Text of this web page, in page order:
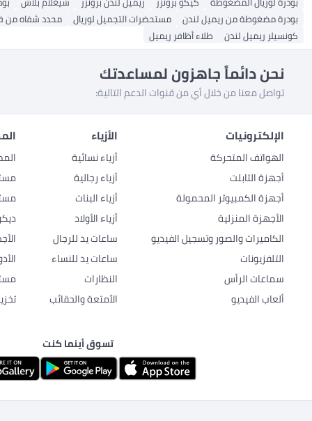
بودرة مضغوطة من ريميل لندن
مستحضرات التجميل لوريال محدد شفاه من
كونسيلر ريميل لندن
طلاء أظافر ريميل
نحن دائماً جاهزون لمساعدتك
تواصل معنا من خلال أي من قنوات الدعم التالية:
الإلكترونيات
الهواتف المتحركة
أجهزة التابلت
أجهزة الكمبيوتر المحمولة
الأجهزة المنزلية
الكاميرات والصور وتسجيل الفيديو
التلفزيونات
سماعات الرأس
ألعاب الفيديو
الأزياء
أزياء نسائية
أزياء رجالية
أزياء البنات
أزياء الأولاد
ساعات يد للرجال
ساعات يد للنساء
النظارات
الأمتعة والحقائب
تسوق أينما كنت